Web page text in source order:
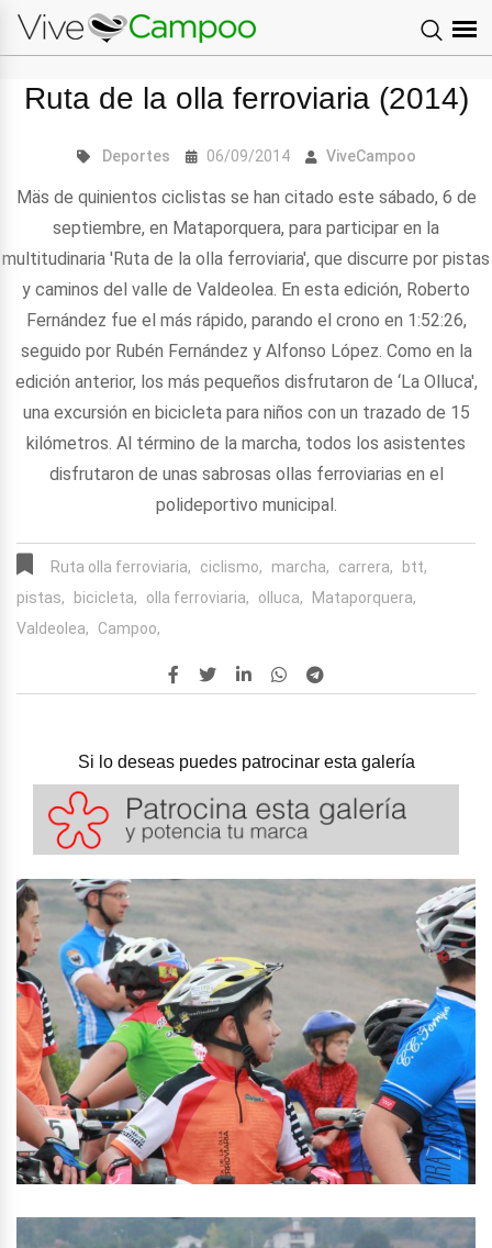
Ruta de la olla ferroviaria (2014)
Deportes 06/09/2014 ViveCampoo
Mäs de quinientos ciclistas se han citado este sábado, 6 de
septiembre, en Mataporquera, para participar en la
multitudinaria 'Ruta de la olla ferroviaria', que discurre por pistas
y caminos del valle de Valdeolea. En esta edición, Roberto
Fernández fue el más rápido, parando el crono en 1:52:26,
seguido por Rubén Fernández y Alfonso López. Como en la
edición anterior, los más pequeños disfrutaron de ‘La Olluca',
una excursión en bicicleta para niños con un trazado de 15
kilómetros. Al término de la marcha, todos los asistentes
disfrutaron de unas sabrosas ollas ferroviarias en el
polideportivo municipal.
Ruta olla ferroviaria, ciclismo, marcha, carrera,
btt,
pistas,
bicicleta, olla ferroviaria, olluca,
Mataporquera,
Valdeolea,
Campoo,
Si lo deseas puedes patrocinar esta galería